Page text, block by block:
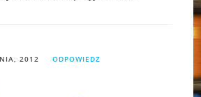
2012 ODPOWIEDZ